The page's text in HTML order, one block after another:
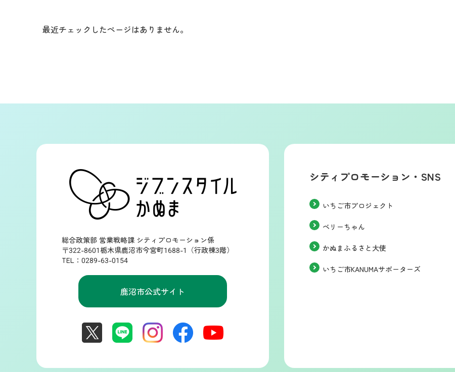
最近チェックしたページはありません。
総合政策部 営業戦略課 シティプロモーション係
〒322-8601栃木県鹿沼市今宮町1688-1（行政棟3階）
TEL：0289-63-0154
鹿沼市公式サイト
シティプロモーション・SNS
いちご市プロジェクト
ベリーちゃん
かぬまふるさと大使
いちご市KANUMAサポーターズ